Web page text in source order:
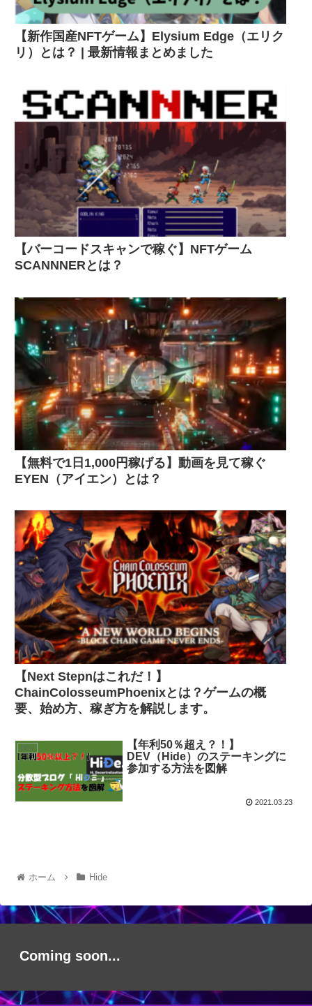
【新作国産NFTゲーム】Elysium Edge（エリク
リ）とは？ | 最新情報まとめました
【バーコードスキャンで稼ぐ】NFTゲーム
SCANNNERとは？
【無料で1日1,000円稼げる】動画を見て稼ぐ
EYEN（アイエン）とは？
【Next Stepnはこれだ！】
ChainColosseumPhoenixとは？ゲームの概
要、始め方、稼ぎ方を解説します。
DEV
【年利50％超え？！】
DEV（Hide）のステーキングに
参加する方法を図解
2021.03.23
ホーム Hide
Coming soon...